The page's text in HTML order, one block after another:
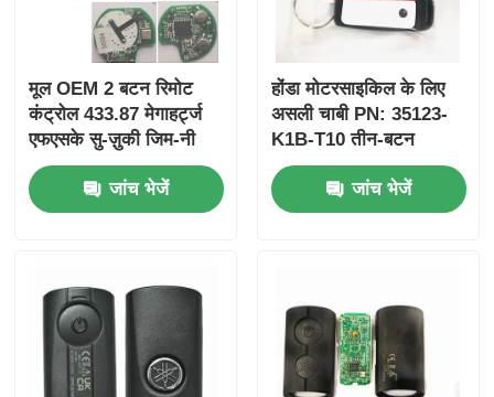
मूल OEM 2 बटन रिमोट
कंट्रोल 433.87 मेगाहर्ट्ज
एफएसके सु-ज़ुकी जिम-नी
2005-2017 के लिए बिना
चिप 37182-ए 7 के लिए
केवल थोक MOQ 50 पीसी
जांच भेजें
होंडा मोटरसाइकिल के लिए
असली चाबी PN: 35123-
K1B-T10 तीन-बटन
FSK433.92MHz
ID47chip रिमोट कार की
जांच भेजें